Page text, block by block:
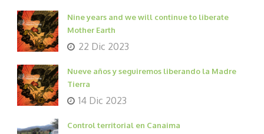
Nine years and we will continue to liberate
Mother Earth
22 Dic 2023
Nueve años y seguiremos liberando la Madre
Tierra
14 Dic 2023
Control territorial en Canaima